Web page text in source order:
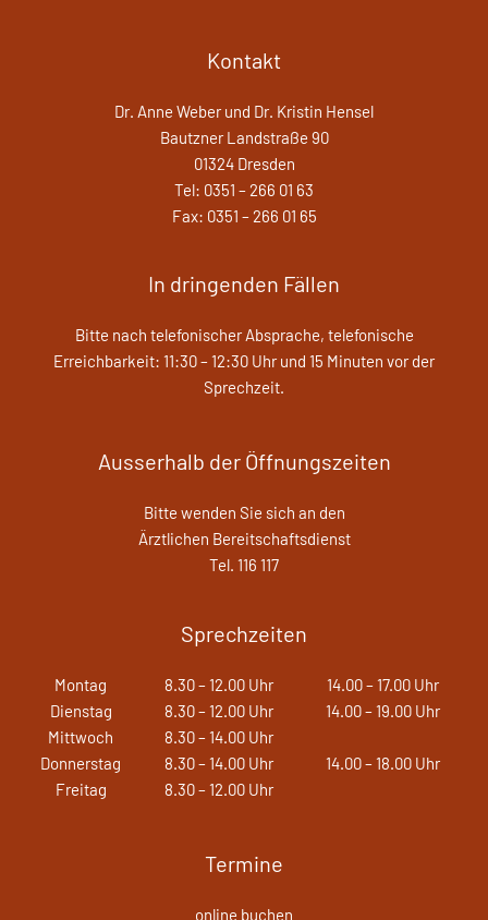
Kontakt
Dr. Anne Weber und Dr. Kristin Hensel
Bautzner Landstraße 90
01324 Dresden
Tel: 0351 – 266 01 63
Fax: 0351 – 266 01 65
In dringenden Fällen
Bitte nach telefonischer Absprache, telefonische
Erreichbarkeit: 11:30 – 12:30 Uhr und 15 Minuten vor der
Sprechzeit.
Ausserhalb der Öffnungszeiten
Bitte wenden Sie sich an den
Ärztlichen Bereitschaftsdienst
Tel. 116 117
Sprechzeiten
Montag 8.30 – 12.00 Uhr
14.00 – 17.00 Uhr
Dienstag
8.30 – 12.00 Uhr
14.00 – 19.00 Uhr
Mittwoch
8.30 – 14.00 Uhr
Donnerstag
8.30 – 14.00 Uhr
14.00 – 18.00 Uhr
Freitag
8.30 – 12.00 Uhr
Termine
online buchen